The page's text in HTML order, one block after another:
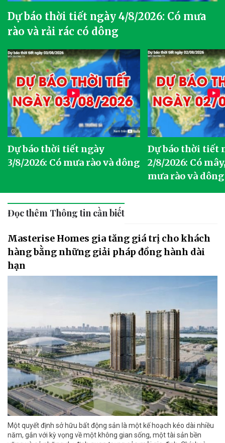
Dự báo thời tiết ngày 4/8/2026: Có mưa
rào và rải rác có dông
Dự báo thời tiết ngày
3/8/2026: Có mưa rào và dông
Dự báo thời tiết
2/8/2026: Có
mưa rào và dông
Đọc thêm Thông tin cần biết
Masterise Homes gia tăng giá trị cho khách
hàng bằng những giải pháp đồng hành dài
hạn
Một quyết định sở hữu bất động sản là một kế hoạch kéo dài nhiều
năm, gắn với kỳ vọng về một không gian sống, một tài sản bền